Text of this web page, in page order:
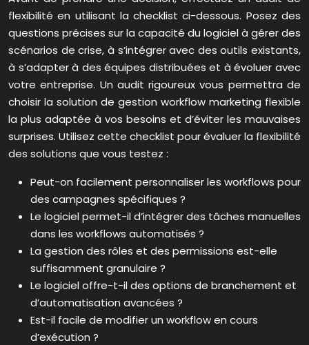
flexibilité en utilisant la checklist ci-dessous. Posez des
questions précises sur la capacité du logiciel à gérer des
scénarios de crise, à s’intégrer avec des outils existants,
à s’adapter à des équipes distribuées et à évoluer avec
votre entreprise. Un audit rigoureux vous permettra de
choisir la solution de gestion workflow marketing flexible
la plus adaptée à vos besoins et d’éviter les mauvaises
surprises. Utilisez cette checklist pour évaluer la flexibilité
des solutions que vous testez :
Peut-on facilement personnaliser les workflows pour
des campagnes spécifiques ?
Le logiciel permet-il d’intégrer des tâches manuelles
dans les workflows automatisés ?
La gestion des rôles et des permissions est-elle
suffisamment granulaire ?
Le logiciel offre-t-il des options de branchement et
d’automatisation avancées ?
Est-il facile de modifier un workflow en cours
d’exécution ?